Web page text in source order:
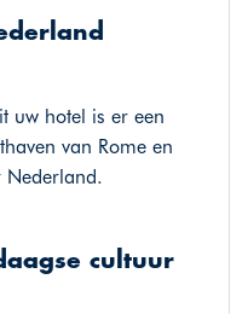
uw hotel is er een
van Rome en
cultuur